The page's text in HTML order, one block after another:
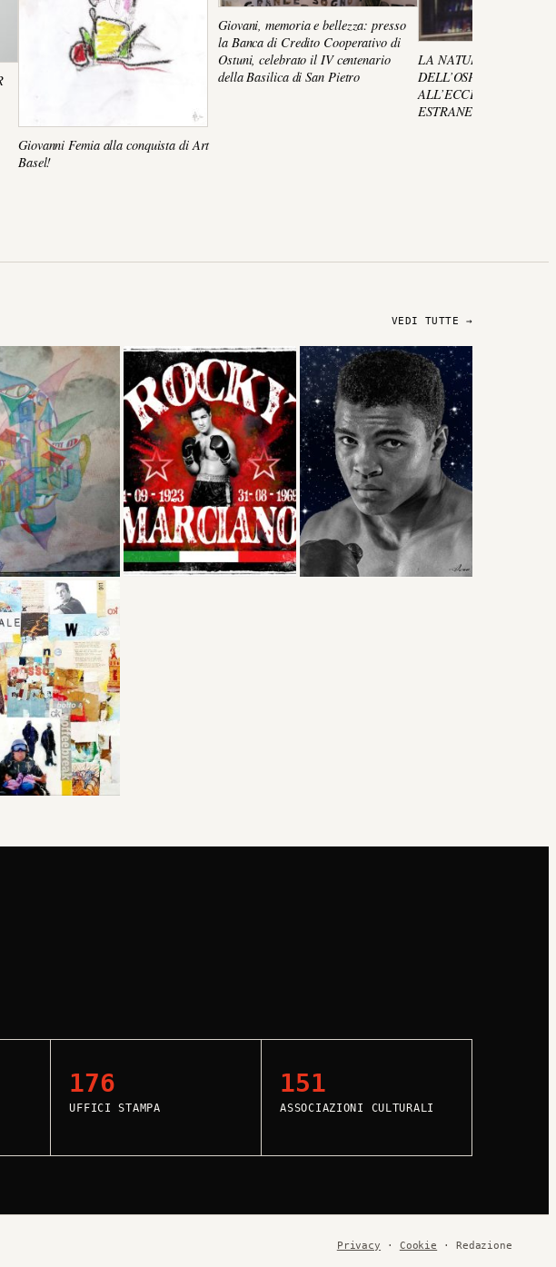
Giovanni Femia alla conquista di Art
Basel!
Giovani, memoria e bellezza: presso
la Banca di Credito Cooperativo di
Ostuni, celebrato il IV centenario
della Basilica di San Pietro
LA NATURALEZZA
DELL’OSPITALITA’
ALL’ECCEZIONALITA’
ESTRANEO FURTIVO
VEDI TUTTE →
176
UFFICI STAMPA
151
ASSOCIAZIONI CULTURALI
Privacy · Cookie · Redazione